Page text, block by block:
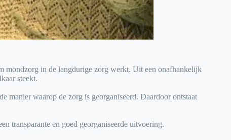
mondzorg in de langdurige zorg werkt. Uit een onafhankelijk
steekt.
manier waarop de zorg is georganiseerd. Daardoor ontstaat
transparante en goed georganiseerde uitvoering.